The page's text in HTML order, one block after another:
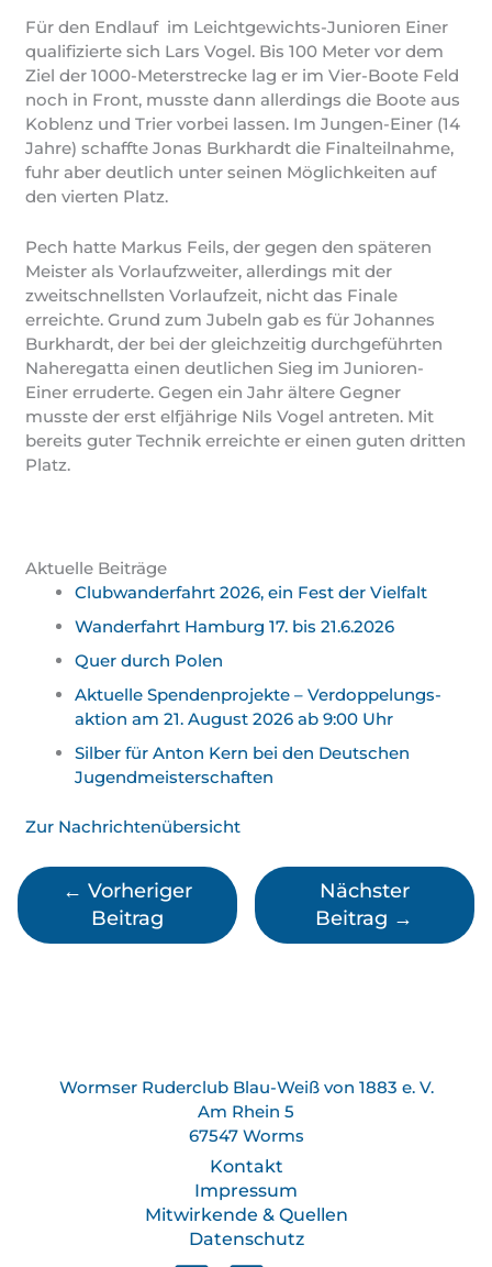
Für den Endlauf im Leichtgewichts-Junioren Einer
qualifizierte sich Lars Vogel. Bis 100 Meter vor dem
Ziel der 1000-Meterstrecke lag er im Vier-Boote Feld
noch in Front, musste dann allerdings die Boote aus
Koblenz und Trier vorbei lassen. Im Jungen-Einer (14
Jahre) schaffte Jonas Burkhardt die Finalteilnahme,
fuhr aber deutlich unter seinen Möglichkeiten auf
den vierten Platz.
Pech hatte Markus Feils, der gegen den späteren
Meister als Vorlaufzweiter, allerdings mit der
zweitschnellsten Vorlaufzeit, nicht das Finale
erreichte. Grund zum Jubeln gab es für Johannes
Burkhardt, der bei der gleichzeitig durchgeführten
Naheregatta einen deutlichen Sieg im Junioren-
Einer erruderte. Gegen ein Jahr ältere Gegner
musste der erst elfjährige Nils Vogel antreten. Mit
bereits guter Technik erreichte er einen guten dritten
Platz.
Aktuelle Beiträge
Clubwanderfahrt 2026, ein Fest der Vielfalt
Wanderfahrt Hamburg 17. bis 21.6.2026
Quer durch Polen
Aktuelle Spendenprojekte – Verdoppelungs­
aktion am 21. August 2026 ab 9:00 Uhr
Silber für Anton Kern bei den Deutschen
Jugend­meister­schaften
Zur Nachrichtenübersicht
← Vorheriger
Beitrag
Nächster
Beitrag →
Wormser Ruderclub Blau-Weiß von 1883 e. V.
Am Rhein 5
67547 Worms
Kontakt
Impressum
Mitwirkende & Quellen
Datenschutz